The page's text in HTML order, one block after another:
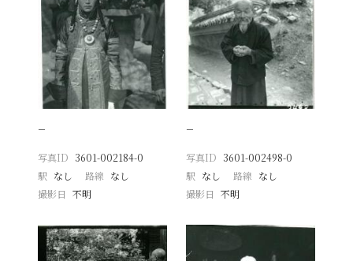
−
写真ID 3601-002184-0
駅 なし 路線 なし
撮影日
不明
−
写真ID 3601-002498-0
駅 なし 路線 なし
撮影日 不明